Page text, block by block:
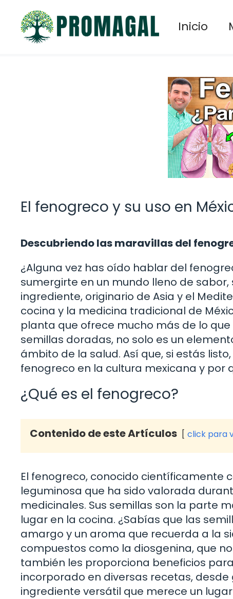
contenido
Inicio
El fenogreco y su uso en
Descubriendo las maravillas del
¿Alguna vez has oído hablar del
sumergirte en un mundo lleno de
ingrediente, originario de Asia y el
cocina y la medicina tradicional de
planta que ofrece mucho más de lo
semillas doradas, no solo es un
ámbito de la salud. Así que, si estás
fenogreco en la cultura mexicana y por
¿Qué es el fenogreco?
Contenido de este Artículos click para
El fenogreco, conocido científicamente
leguminosa que ha sido valorada
medicinales. Sus semillas son la parte
lugar en la cocina. ¿Sabías que las
amargo y un aroma que recuerda a la
compuestos como la diosgenina, que
también les proporciona beneficios
incorporado en diversas recetas,
ingrediente versátil que merece un